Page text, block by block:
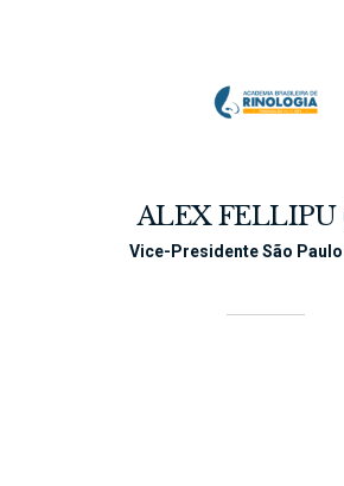
ALEX FELLIPU
Vice-Presidente São Paulo